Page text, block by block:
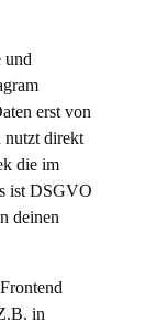
und
erst von
nutzt direkt
die im
ist DSGVO
deinen